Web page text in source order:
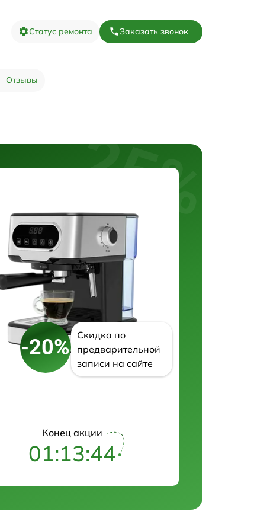
Статус ремонта Заказать звонок
Отзывы
-20%
Скидка по
предварительной
записи на сайте
Конец акции
01:13:43